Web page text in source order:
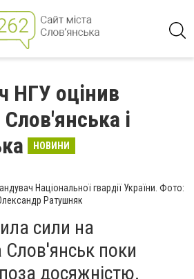
НГУ оцінив
і
НОВИНИ
Національної гвардії України. Фото:
Ратушняк
сили на
Слов'янськ поки
досяжністю.